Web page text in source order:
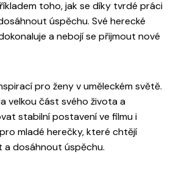
toho, jak se díky tvrdé práci
úspěchu. Své herecké
a nebojí se přijmout nové
pro ženy v uměleckém světě.
velkou část svého života a
stabilní postavení ve filmu i
mladé herečky, které chtějí
dosáhnout úspěchu.